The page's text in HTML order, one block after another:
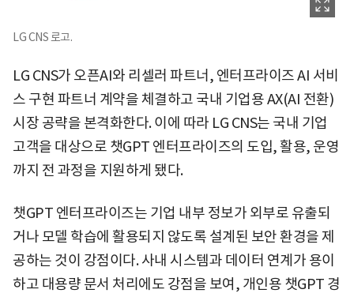
LG CNS 로고.
LG CNS가 오픈AI와 리셀러 파트너, 엔터프라이즈 AI 서비
스 구현 파트너 계약을 체결하고 국내 기업용 AX(AI 전환)
시장 공략을 본격화한다. 이에 따라 LG CNS는 국내 기업
고객을 대상으로 챗GPT 엔터프라이즈의 도입, 활용, 운영
까지 전 과정을 지원하게 됐다.
챗GPT 엔터프라이즈는 기업 내부 정보가 외부로 유출되
거나 모델 학습에 활용되지 않도록 설계된 보안 환경을 제
공하는 것이 강점이다. 사내 시스템과 데이터 연계가 용이
하고 대용량 문서 처리에도 강점을 보여, 개인용 챗GPT 경